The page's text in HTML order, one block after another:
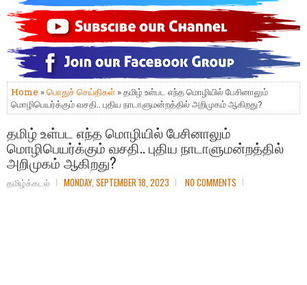
Home »பொதுச் செய்திகள் » தமிழ் உள்பட எந்த மொழியில் பேசினாலும்
மொழிபெயர்க்கும் வசதி.. புதிய நாடாளுமன்றத்தில் அறிமுகம் ஆகிறது?
தமிழ் உள்பட எந்த மொழியில் பேசினாலும்
மொழிபெயர்க்கும் வசதி.. புதிய நாடாளுமன்றத்தில்
அறிமுகம் ஆகிறது?
தமிழ்க்கடல் MONDAY, SEPTEMBER 18, 2023 NO COMMENTS